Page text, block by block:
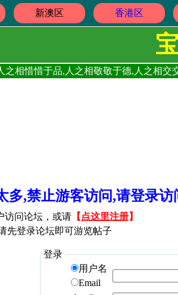
新澳区 香港区
之相惜惜于品,人之相敬敬于德,人之相
多,禁止游客访问,请登录
访问论坛，或请 【 点这里注册】
先登录论坛即可游览帖子
登录
用户名
Email